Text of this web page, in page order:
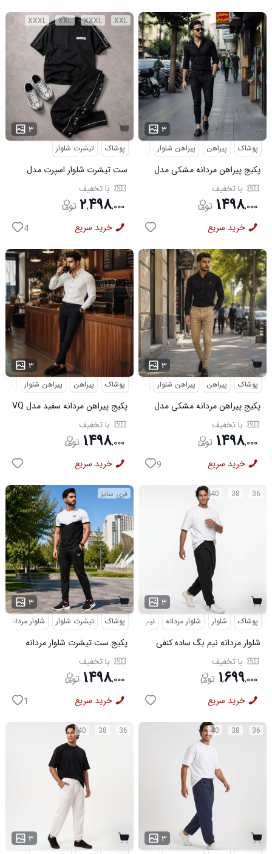
XXL
XXXL
XXL
XXXL
۳
پوشاک تیشرت شلوار
ست تیشرت شلوار اسپرت مدل
MAN مشکی با تخفیف
۲,۴۹۸,۰۰۰
خرید سریع 4
۳ ...
پوشاک پیراهن پیراهن شلوار شلوار مردانه
پکیج پیراهن مردانه مشکی مدل
VQ شلوار مردانه مشکی مدل
MOBIN
با تخفیف
۱,۴۹۸,۰۰۰
خرید سریع
۳
پوشاک پیراهن پیراهن شلوار
پکیج پیراهن مردانه سفید مدل VQ
شلوار مردانه مشکی مدل MOBIN
با تخفیف
۱,۴۹۸,۰۰۰
خرید سریع
۳
پوشاک پیراهن پیراهن شلوار شلوار مردانه
پکیج پیراهن مردانه مشکی مدل
VQ شلوار مردانه خاکی مدل
MOBIN
با تخفیف
۱,۴۹۸,۰۰۰
خرید سریع 9
فری سایز
۳
پوشاک تیشرت شلوار شلوار مردانه
پکیج ست تیشرت شلوار مردانه
مردانه مدل pavlo
با تخفیف
۱,۴۹۸,۰۰۰
خرید سریع 1
36
38
40
۳
پوشاک شلوار شلوار مردانه نیم بگ
شلوار مردانه نیم بگ ساده کنفی
مشکی مدل 50995
با تخفیف
۱,۶۹۹,۰۰۰
خرید سریع
36
38
40
۳
36
38
40
۳